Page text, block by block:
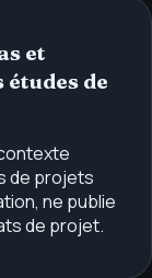
et
études de
de projets
ne publie
de projet.